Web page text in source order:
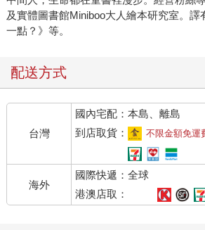
及實體圖書館Miniboo大人繪本研究室。
一點？》等。
配送方式
台灣
國內宅配：本島、離島
到店取貨：
不限金額免運
海外
國際快遞：全球
港澳店取：